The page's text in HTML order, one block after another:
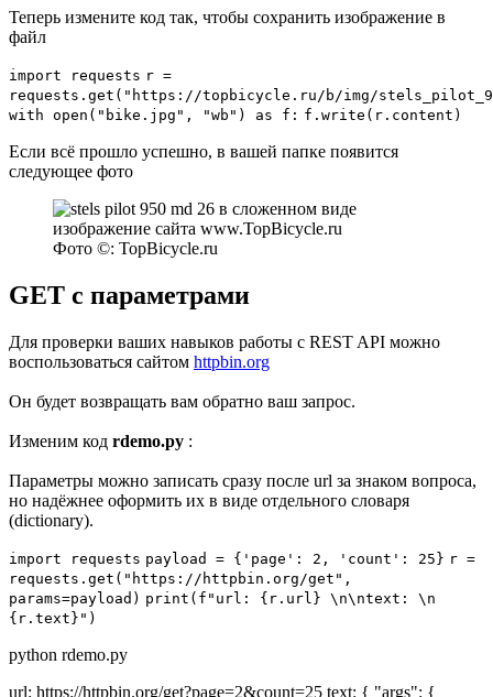
Теперь измените код так, чтобы сохранить изображение в
файл
import requests r =
requests. get ( "https://topbicycle.ru/b/img/
with open("bike.jpg", "wb") as f: f.write(r.content)
Если всё прошло успешно, в вашей папке появится
следующее фото
Фото ©: TopBicycle.ru
GET с параметрами
Для проверки ваших навыков работы с REST API можно
воспользоваться сайтом httpbin.org
Он будет возвращать вам обратно ваш запрос.
Изменим код rdemo.py :
Параметры можно записать сразу после url за знаком вопроса,
но надёжнее оформить их в виде отдельного словаря
(dictionary).
import requests payload = {'page': 2, 'count': 25} r =
requests. get ( "https://httpbin.org/get" ,
params=payload) print (f"url: {r.url} \n\ntext: \n
{r.text}")
python rdemo.py
url: https://httpbin.org/get?page=2&count=25 text: { "args": {